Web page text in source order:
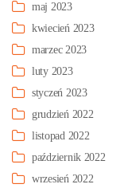
maj 2023
kwiecień 2023
marzec 2023
luty 2023
styczeń 2023
grudzień 2022
listopad 2022
październik 2022
wrzesień 2022